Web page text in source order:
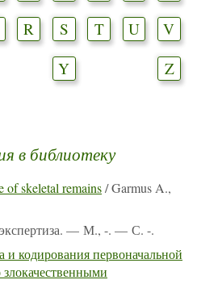
R S T U
V
Y Z
в библиотеку
of skeletal remains/ Garmus A.,
экспертиза. — М., -. — С. -.
кодирования первоначальной